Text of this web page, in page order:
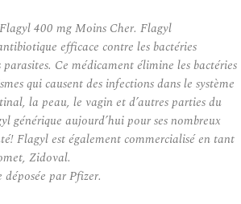
400 mg Moins Cher. Flagyl
efficace contre les bactéries
Ce médicament élimine les bactéries
qui causent des infections dans le système
la peau, le vagin et d’autres parties du
générique aujourd’hui pour ses nombreux
Flagyl est également commercialisé en tant
Zidoval.
par Pfizer.